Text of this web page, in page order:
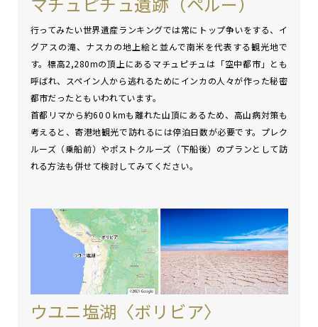
行ってみたい世界遺産ランキングでは常にトップ争いをする、イ
グアスの滝、ナスカの地上絵と並んで南米を代表する観光地で
す。標高2,280mの頂上にあるマチュピチュは「空中都市」とも
呼ばれ、スペイン人から逃れるためにインカの人々が作った秘密
都市だったともいわれています。
首都リマから約60０kmも離れた山頂にあるため、高山病対策も
考えると、寄港地観光で訪れるには停泊日数が必要です。プレク
ルーズ（乗船前）やポストクルーズ（下船後）のプランとして訪
れる方法も併せて検討してみてください。
ウユニ塩湖〈ボリビア〉